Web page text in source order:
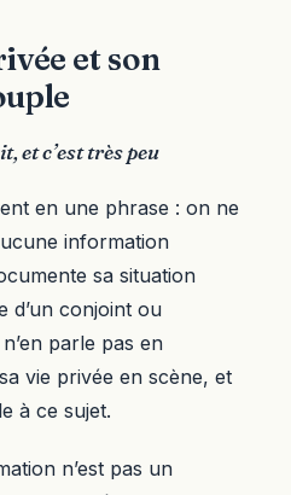
et son
et c’est très peu
en une phrase : on ne
information
sa situation
d’un conjoint ou
parle pas en
vie privée en scène, et
à ce sujet.
n’est pas un